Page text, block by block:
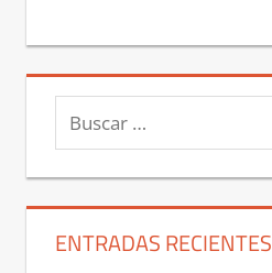
Buscar:
ENTRADAS RECIENTES